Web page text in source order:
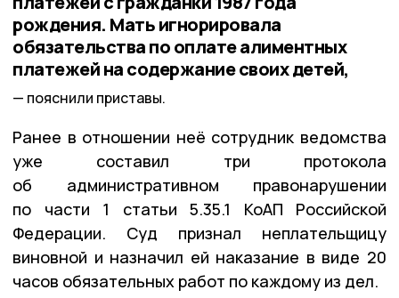
рождения. Мать игнорировала
обязательства по оплате алиментных
платежей на содержание своих детей,
пояснили приставы.
Ранее в отношении неё сотрудник ведомства
уже составил три протокола
об административном правонарушении
по части 1 статьи 5.35.1 КоАП Российской
Федерации. Суд признал неплательщицу
виновной и назначил ей наказание в виде 20
часов обязательных работ по каждому из дел.